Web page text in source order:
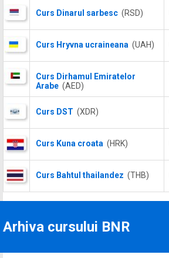
Curs Dinarul sarbesc (RSD)
Curs Hryvna ucraineana (UAH)
Curs Dirhamul Emiratelor
Arabe (AED)
Curs DST (XDR)
Curs Kuna croata (HRK)
Curs Bahtul thailandez (THB)
Arhiva cursului BNR